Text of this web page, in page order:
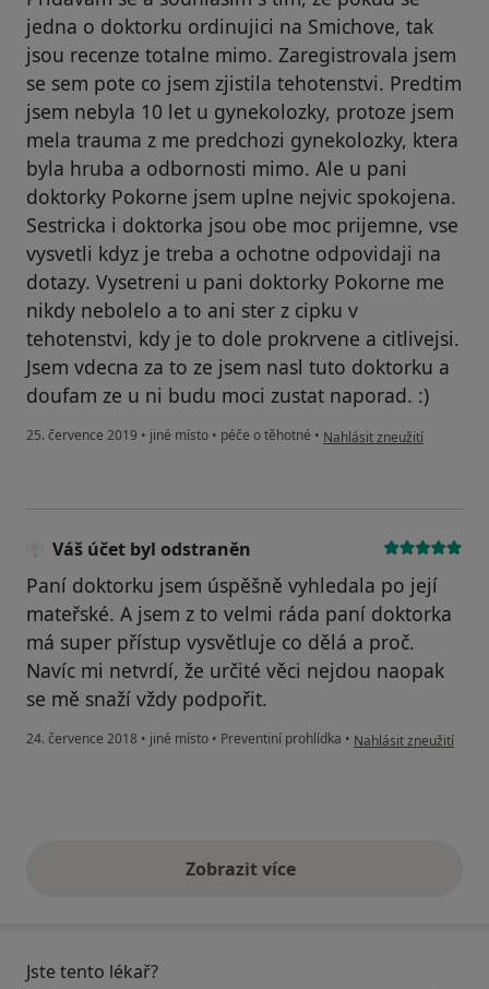
jedna o doktorku ordinujici na Smichove, tak
jsou recenze totalne mimo. Zaregistrovala jsem
se sem pote co jsem zjistila tehotenstvi. Predtim
jsem nebyla 10 let u gynekolozky, protoze jsem
mela trauma z me predchozi gynekolozky, ktera
byla hruba a odbornosti mimo. Ale u pani
doktorky Pokorne jsem uplne nejvic spokojena.
Sestricka i doktorka jsou obe moc prijemne, vse
vysvetli kdyz je treba a ochotne odpovidaji na
dotazy. Vysetreni u pani doktorky Pokorne me
nikdy nebolelo a to ani ster z cipku v
tehotenstvi, kdy je to dole prokrvene a citlivejsi.
Jsem vdecna za to ze jsem nasl tuto doktorku a
doufam ze u ni budu moci zustat naporad. :)
25. července 2019 • jiné místo • péče o těhotné • podle názoru uživatele
Nahlásit zneužití
Váš účet byl odstraněn
Paní doktorku jsem úspěšně vyhledala po její
mateřské. A jsem z to velmi ráda paní doktorka
má super přístup vysvětluje co dělá a proč.
Navíc mi netvrdí, že určité věci nejdou naopak
se mě snaží vždy podpořit.
24. července 2018 • jiné místo • Preventiní prohlídka • podle názoru
Nahlásit zneužití
Zobrazit vícevýše uvedené názory
Jste tento lékař?